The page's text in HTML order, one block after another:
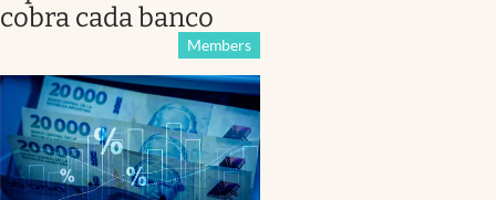
cobra cada banco
Members